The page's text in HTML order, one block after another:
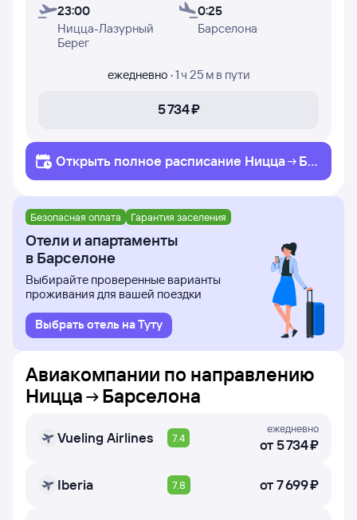
23:00
Ницца-Лазурный
Берег
0:25
Барселона
ежедневно ·1 ч 25 м в пути
5 ⁠734 ⁠₽
Открыть полное расписание Ницца
Ба
рселона
Безопасная оплата Гарантия заселения
Отели и апартаменты
в Барселоне
Выбирайте проверенные варианты
проживания для вашей поездки
Выбрать отель на Туту
Авиакомпании по направлению
Ницца
Барселона
Vueling Airlines 7.4
ежедневно
от 5 ⁠734 ⁠₽
Iberia 7.8 от7 ⁠699 ⁠₽